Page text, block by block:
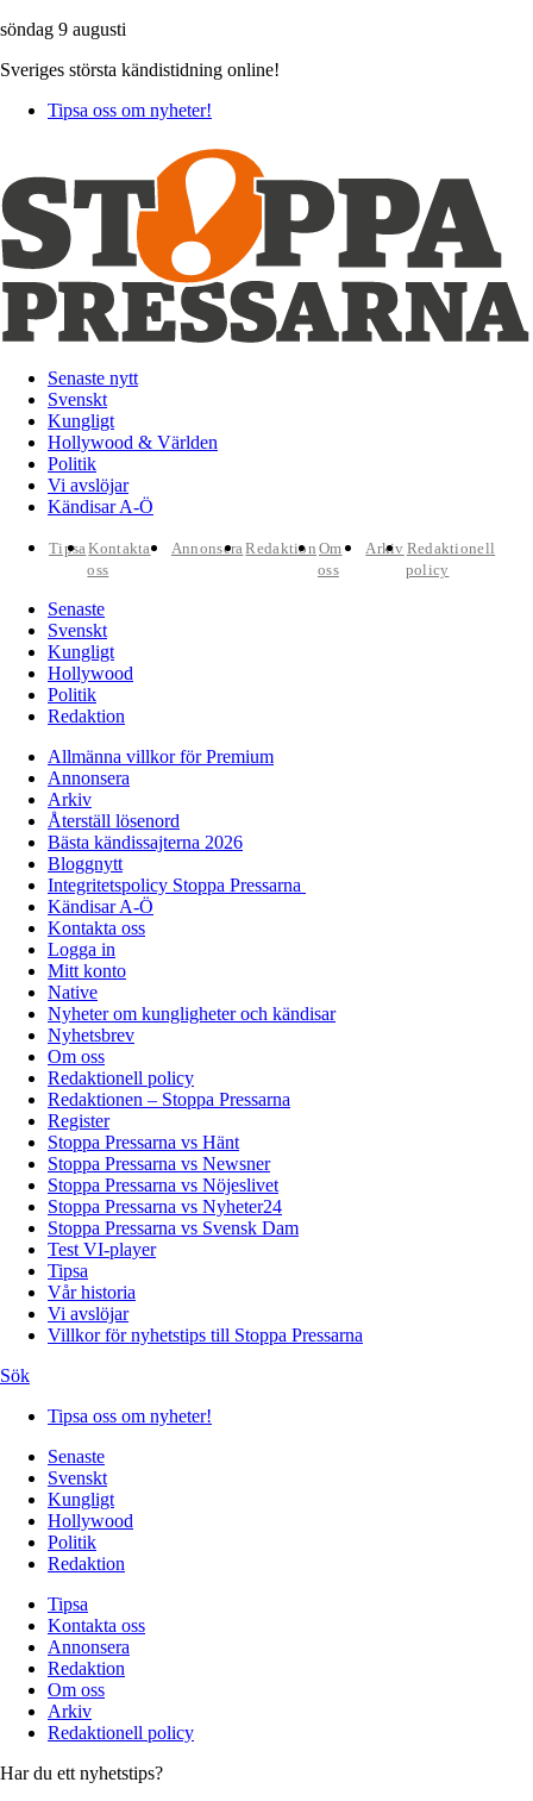
söndag 9 augusti
Sveriges största kändistidning online!
Tipsa oss om nyheter!
Senaste nytt
Svenskt
Kungligt
Hollywood & Världen
Politik
Vi avslöjar
Kändisar A-Ö
TipsaKontakta
oss
AnnonseraRedaktion Om
oss
Arkiv Redaktionell
policy
Senaste
Svenskt
Kungligt
Hollywood
Politik
Redaktion
Allmänna villkor för Premium
Annonsera
Arkiv
Återställ lösenord
Bästa kändissajterna 2026
Bloggnytt
Integritetspolicy Stoppa Pressarna
Kändisar A-Ö
Kontakta oss
Logga in
Mitt konto
Native
Nyheter om kungligheter och kändisar
Nyhetsbrev
Om oss
Redaktionell policy
Redaktionen – Stoppa Pressarna
Register
Stoppa Pressarna vs Hänt
Stoppa Pressarna vs Newsner
Stoppa Pressarna vs Nöjeslivet
Stoppa Pressarna vs Nyheter24
Stoppa Pressarna vs Svensk Dam
Test VI-player
Tipsa
Vår historia
Vi avslöjar
Villkor för nyhetstips till Stoppa Pressarna
Sök
Tipsa oss om nyheter!
Senaste
Svenskt
Kungligt
Hollywood
Politik
Redaktion
Tipsa
Kontakta oss
Annonsera
Redaktion
Om oss
Arkiv
Redaktionell policy
Har du ett nyhetstips?